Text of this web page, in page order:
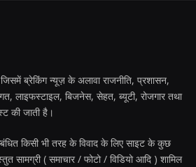
ब्रेकिंग न्यूज़ के अलावा राजनीति, प्रशासन,
लाइफस्टाइल, बिजनेस, सेहत, ब्यूटी, रोजगार तथा
की जाती है।
किसी भी तरह के विवाद के लिए साइट के कुछ
सामग्री ( समाचार / फोटो / विडियो आदि ) शामिल